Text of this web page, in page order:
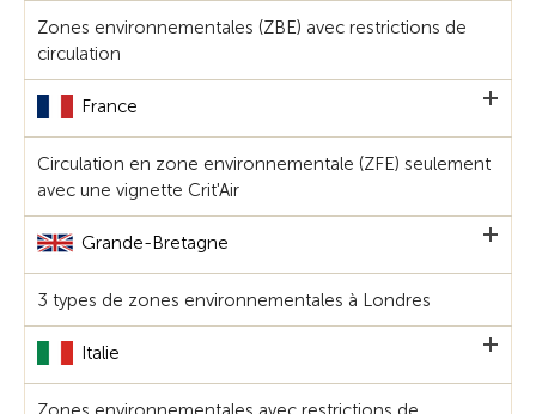
Zones environnementales (ZBE) avec restrictions de
circulation
France
Circulation en zone environnementale (ZFE) seulement
avec une vignette Crit'Air
Grande-Bretagne
3 types de zones environnementales à Londres
Italie